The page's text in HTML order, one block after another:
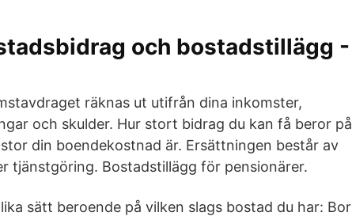
och bostadstillägg -
räknas ut utifrån dina inkomster,
och skulder. Hur stort bidrag du kan få beror på
din boendekostnad är. Ersättningen består av
tjänstgöring. Bostadstillägg för pensionärer.
sätt beroende på vilken slags bostad du har: Bor